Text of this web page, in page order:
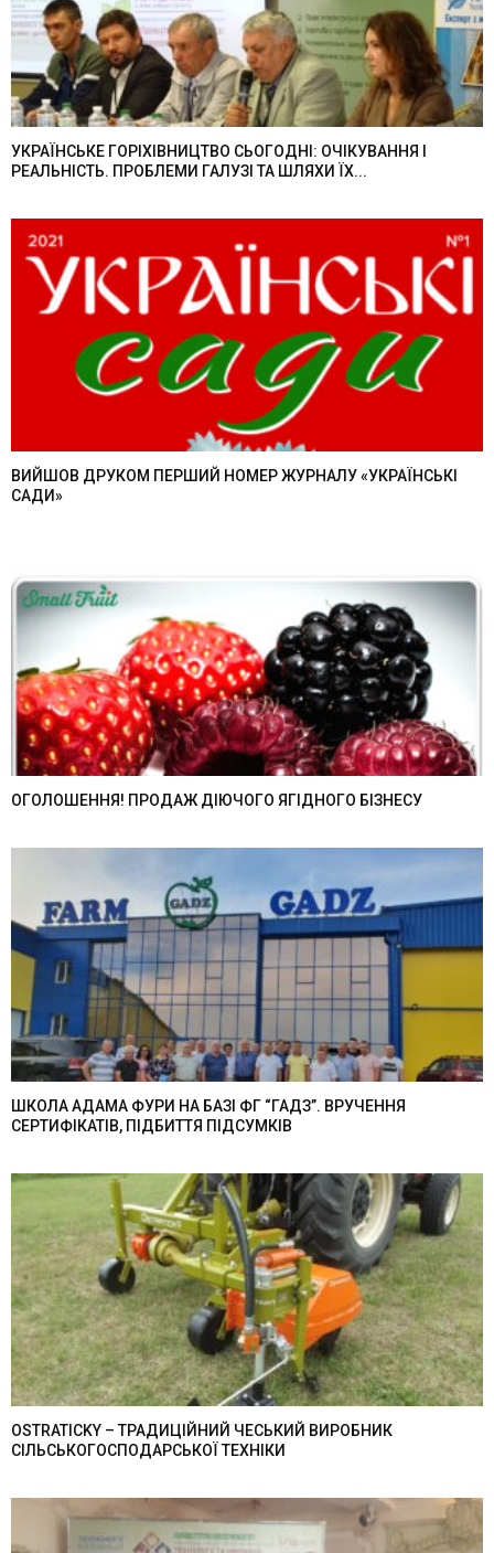
УКРАЇНСЬКЕ ГОРІХІВНИЦТВО СЬОГОДНІ: ОЧІКУВАННЯ І
РЕАЛЬНІСТЬ. ПРОБЛЕМИ ГАЛУЗІ ТА ШЛЯХИ ЇХ...
ВИЙШОВ ДРУКОМ ПЕРШИЙ НОМЕР ЖУРНАЛУ «УКРАЇНСЬКІ
САДИ»
ОГОЛОШЕННЯ! ПРОДАЖ ДІЮЧОГО ЯГІДНОГО БІЗНЕСУ
ШКОЛА АДАМА ФУРИ НА БАЗІ ФГ “ГАДЗ”. ВРУЧЕННЯ
СЕРТИФІКАТІВ, ПІДБИТТЯ ПІДСУМКІВ
OSTRATICKY – ТРАДИЦІЙНИЙ ЧЕСЬКИЙ ВИРОБНИК
СІЛЬСЬКОГОСПОДАРСЬКОЇ ТЕХНІКИ